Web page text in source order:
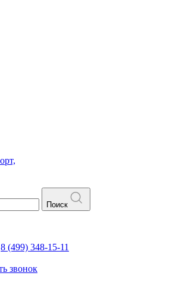
Поиск
8 (499) 348-15-11
звонок